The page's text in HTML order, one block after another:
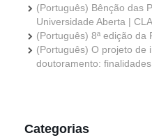
(Português) Bênção das
Universidade Aberta |
(Português) 8ª edição da
(Português) O projeto de
doutoramento:
Categorias